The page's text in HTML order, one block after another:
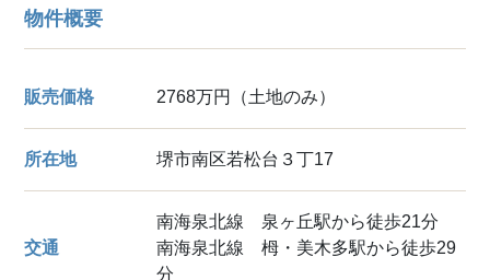
物件概要
販売価格 2768万円（土地のみ）
所在地 堺市南区若松台３丁17
交通
南海泉北線 泉ヶ丘駅から徒歩21分
南海泉北線 栂・美木多駅から徒歩29
分